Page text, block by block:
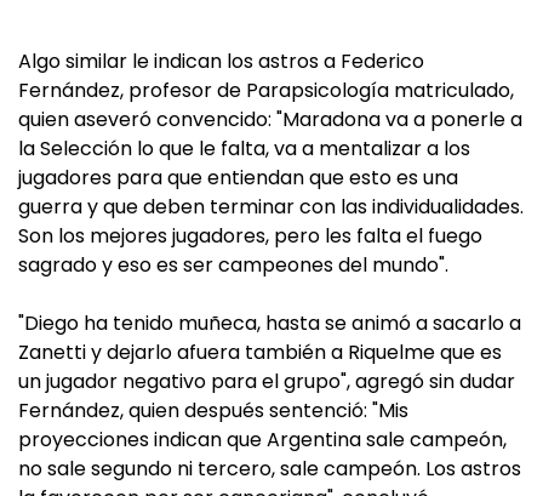
Algo similar le indican los astros a Federico
Fernández, profesor de Parapsicología matriculado,
quien aseveró convencido: "Maradona va a ponerle a
la Selección lo que le falta, va a mentalizar a los
jugadores para que entiendan que esto es una
guerra y que deben terminar con las individualidades.
Son los mejores jugadores, pero les falta el fuego
sagrado y eso es ser campeones del mundo".
"Diego ha tenido muñeca, hasta se animó a sacarlo a
Zanetti y dejarlo afuera también a Riquelme que es
un jugador negativo para el grupo", agregó sin dudar
Fernández, quien después sentenció: "Mis
proyecciones indican que Argentina sale campeón,
no sale segundo ni tercero, sale campeón. Los astros